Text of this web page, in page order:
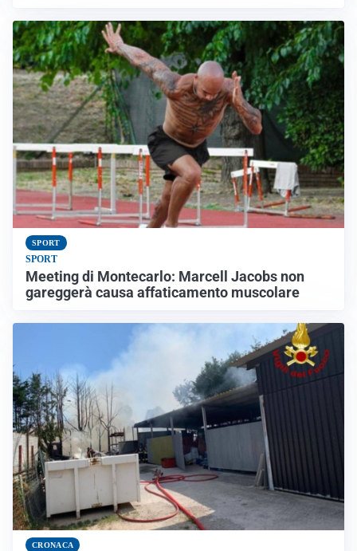
SPORT
SPORT
Meeting di Montecarlo: Marcell Jacobs non
gareggerà causa affaticamento muscolare
CRONACA